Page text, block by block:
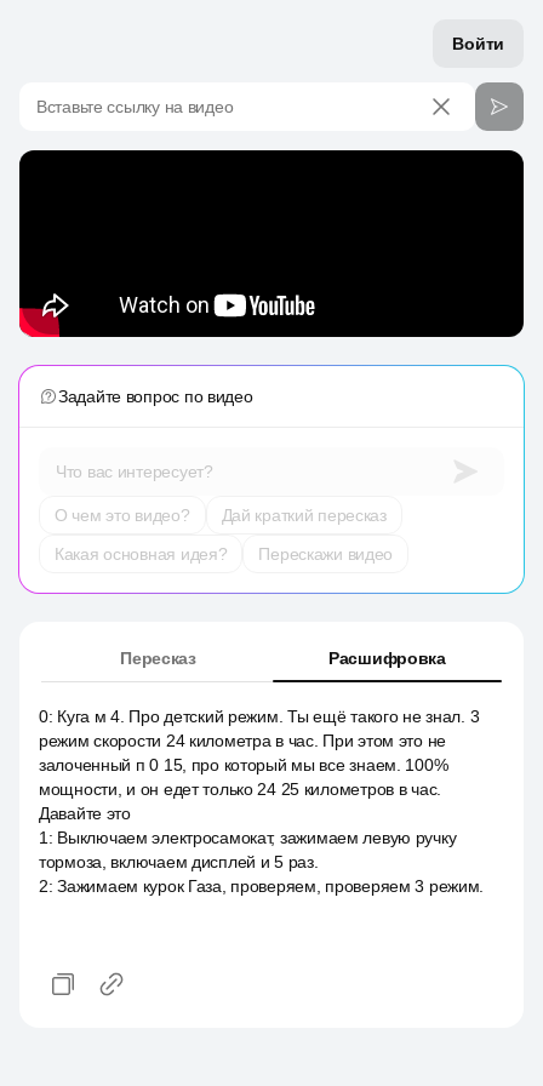
Войти
Вставьте ссылку на видео
Задайте вопрос по видео
Что вас интересует?
О чем это видео?
Дай краткий пересказ
Какая основная идея?
Перескажи видео
Пересказ Расшифровка
0: Куга м 4. Про детский режим. Ты ещё такого не знал. 3
режим скорости 24 километра в час. При этом это не
залоченный п 0 15, про который мы все знаем. 100%
мощности, и он едет только 24 25 километров в час.
Давайте это
1 : Выключаем электросамокат, зажимаем левую ручку
тормоза, включаем дисплей и 5 раз.
2:Зажимаем курок Газа, проверяем, проверяем 3 режим.